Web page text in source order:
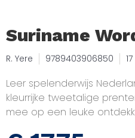
Suriname
R. Yere 9789403906850
Leer spelenderwijs
kleurrijke tweetalige
mee op een leuke